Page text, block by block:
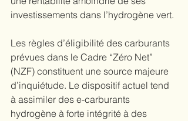
investissements dans l’hydrogène vert.
Les règles d’éligibilité des carburants
prévues dans le Cadre “Zéro Net”
(NZF) constituent une source majeure
d’inquiétude. Le dispositif actuel tend
à assimiler des e-carburants
hydrogène à forte intégrité à des